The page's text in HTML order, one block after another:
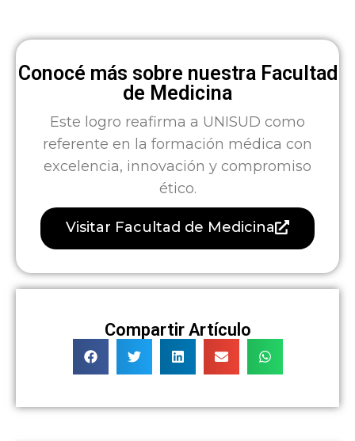
Conocé más sobre nuestra Facultad
de Medicina
Este logro reafirma a UNISUD como
referente en la formación médica con
excelencia, innovación y compromiso
ético.
Visitar Facultad de Medicina
Compartir Artículo